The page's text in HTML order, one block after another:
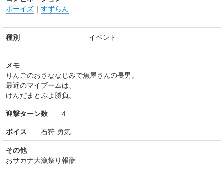
ボーイズ ｜ すずらん
種別 イベント
メモ
りんごのおさななじみで魚屋さんの長男。
最近のマイブームは、
けんだまとぷよ勝負。
迎撃ターン数 4
ボイス 石狩 勇気
その他
おサカナ大漁祭り報酬